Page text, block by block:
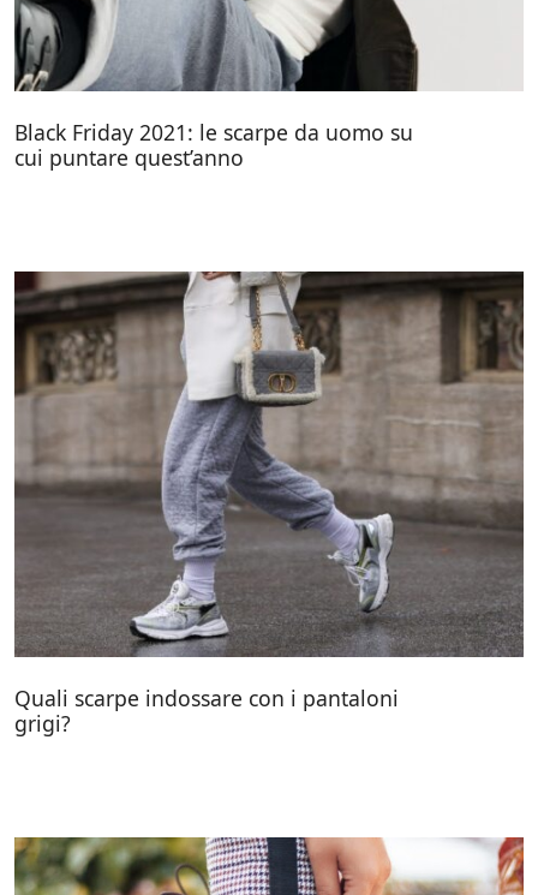
Black Friday 2021: le scarpe da uomo su
cui puntare quest’anno
Quali scarpe indossare con i pantaloni
grigi?